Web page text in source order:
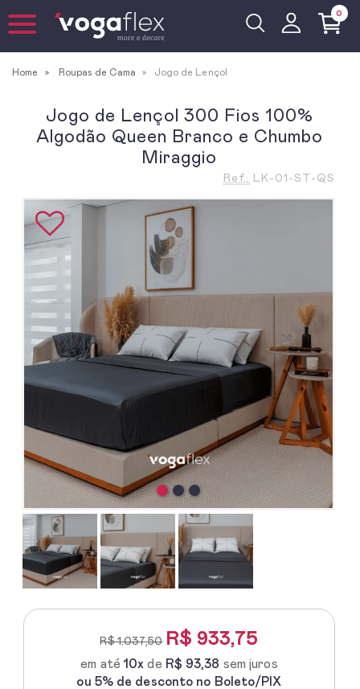
0
Home Roupas de Cama Jogo de Lençol
Jogo de Lençol 300 Fios 100%
Algodão Queen Branco e Chumbo
Miraggio
Ref.: LK-01-ST-QS
R$ 1.037,50 R$ 933,75
em até10x de R$ 93,38 sem juros
ou 5% de desconto no Boleto/PIX